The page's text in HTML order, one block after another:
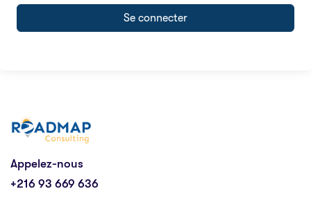
Se connecter
Appelez-nous
+216 93 669 636